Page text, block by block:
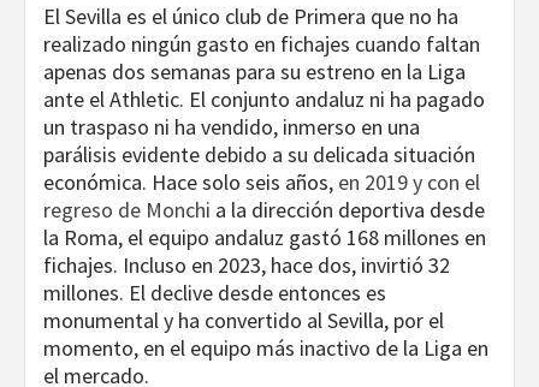
El Sevilla es el único club de Primera que no ha
realizado ningún gasto en fichajes cuando faltan
apenas dos semanas para su estreno en la Liga
ante el Athletic. El conjunto andaluz ni ha pagado
un traspaso ni ha vendido, inmerso en una
parálisis evidente debido a su delicada situación
económica. Hace solo seis años, en 2019 y con el
regreso de Monchi a la dirección deportiva desde
la Roma, el equipo andaluz gastó 168 millones en
fichajes. Incluso en 2023, hace dos, invirtió 32
millones. El declive desde entonces es
monumental y ha convertido al Sevilla, por el
momento, en el equipo más inactivo de la Liga en
el mercado.